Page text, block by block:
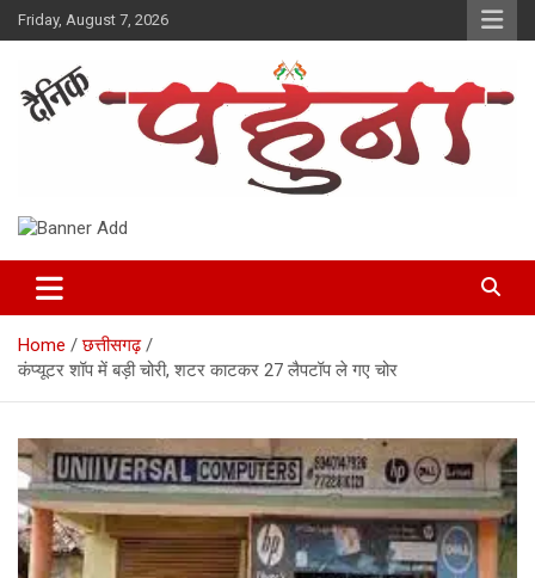
Skip
to
Friday, August 7, 2026
Dainik Pahuna
Home
छत्तीसगढ़
कंप्यूटर शॉप में बड़ी चोरी, शटर काटकर 27 लैपटॉप ले गए चोर